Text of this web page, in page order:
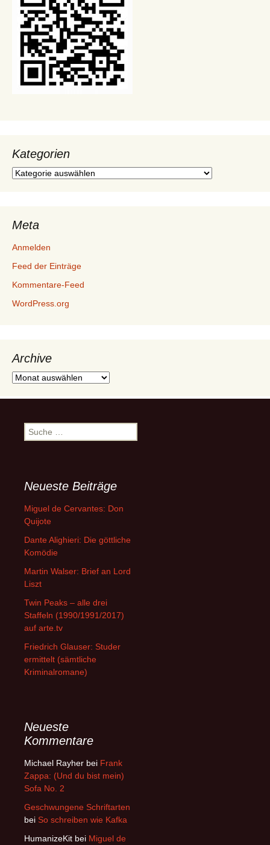
Kategorien
Kategorien
Meta
Anmelden
Feed der Einträge
Kommentare-Feed
WordPress.org
Archive
Archive
Suche
nach:
Neueste Beiträge
Miguel de Cervantes: Don
Quijote
Dante Alighieri: Die göttliche
Komödie
Martin Walser: Brief an Lord
Liszt
Twin Peaks – alle drei
Staffeln (1990/1991/2017)
auf arte.tv
Friedrich Glauser: Studer
ermittelt (sämtliche
Kriminalromane)
Neueste
Kommentare
Michael Rayher bei Frank
Zappa: (Und du bist mein)
Sofa No. 2
Geschwungene Schriftarten
bei So schreiben wie Kafka
HumanizeKit bei Miguel de